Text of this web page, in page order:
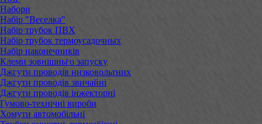
Набори
Набір "Веселка"
Набір трубок ПВХ
Набір трубок термоусадочных
Набір наконечників
Клеми зовнішньго запуску
Джгути проводів низковольтних
Джгути проводів звичайні
Джгути проводів інжекторні
Гумово-технічні вироби
Хомути автомобільні